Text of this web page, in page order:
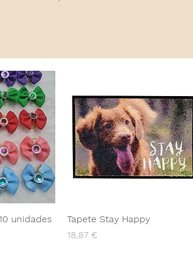
unidades
Tapete Stay Happy
Preço
18,87 €